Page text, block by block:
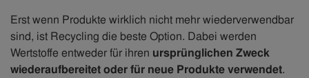
Erst wenn Produkte wirklich nicht mehr wiederverwendbar
sind, ist Recycling die beste Option. Dabei werden
Wertstoffe entweder für ihren ursprünglichen Zweck
wiederaufbereitet oder für neue Produkte verwendet.